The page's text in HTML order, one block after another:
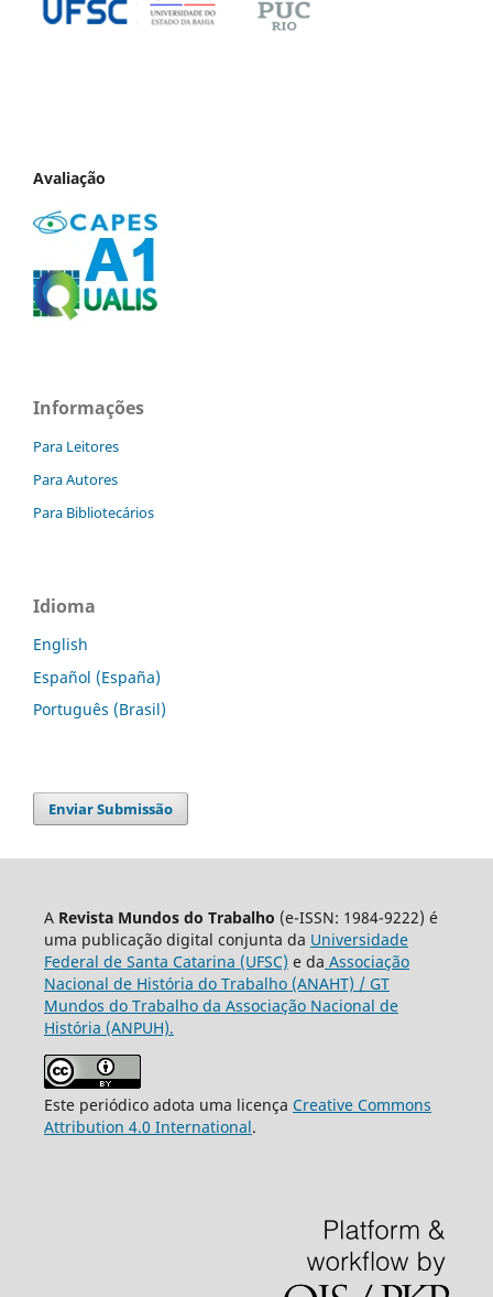
Avaliação
Informações
Para Leitores
Para Autores
Para Bibliotecários
Idioma
English
Español (España)
Português (Brasil)
Enviar Submissão
A Revista Mundos do Trabalho (e-ISSN: 1984-9222) é
uma publicação digital conjunta da Universidade
Federal de Santa Catarina (UFSC) e da Associação
Nacional de História do Trabalho (ANAHT) / GT
Mundos do Trabalho da Associação Nacional de
História (ANPUH).
Este periódico adota uma licença Creative Commons
Attribution 4.0 International.